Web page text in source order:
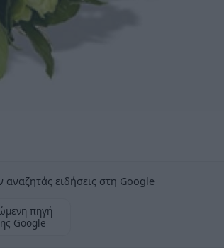
ειδήσεις στη Google
πηγή
Google